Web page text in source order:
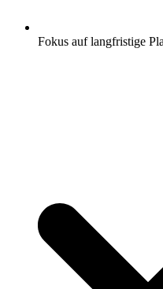
Fokus auf langfristige